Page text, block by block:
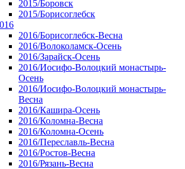
2015/Боровск
2015/Борисоглебск
2016/Борисоглебск-Весна
2016/Волоколамск-Осень
2016/Зарайск-Осень
2016/Иосифо-Волоцкий монастырь-
Осень
2016/Иосифо-Волоцкий монастырь-
Весна
2016/Кашира-Осень
2016/Коломна-Весна
2016/Коломна-Осень
2016/Переславль-Весна
2016/Ростов-Весна
2016/Рязань-Весна